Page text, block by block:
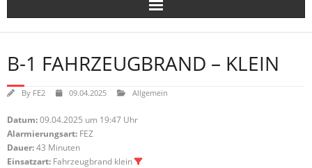
B-1 FAHRZEUGBRAND – KLEIN
By FE2 09.04.2025 Allgemein
Datum:09.04.2025 um 19:47 Uhr
Alarmierungsart: FEZ
Dauer:43 Minuten
Einsatzart: Fahrzeugbrand klein